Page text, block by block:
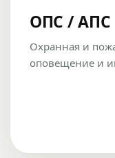
ОПС / АПС
Охранная и
оповещение и